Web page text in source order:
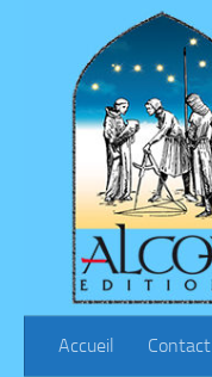
Skip to content
Accueil Contact